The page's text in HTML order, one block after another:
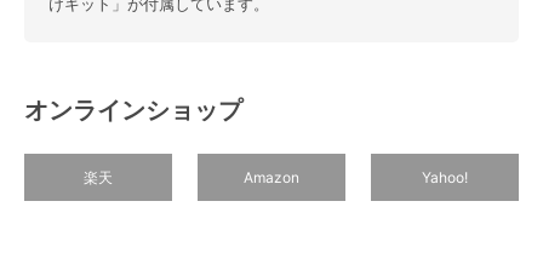
オンラインショップ
楽天 Amazon Yahoo!